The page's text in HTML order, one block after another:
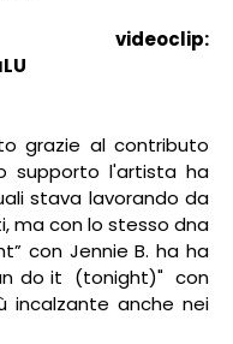
grazie al contributo
supporto l'artista ha
stava lavorando da
ma con lo stesso dna
con Jennie B. ha ha
do it (tonight)" con
incalzante anche nei